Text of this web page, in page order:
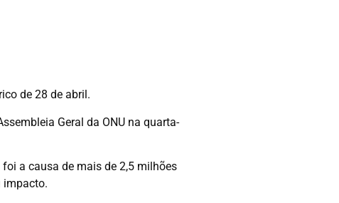
de 28 de abril.
Geral da ONU na quarta-
a causa de mais de 2,5 milhões
impacto.